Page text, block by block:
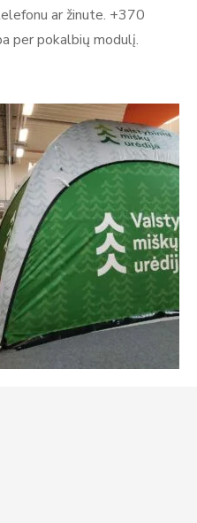
ar žinute. +370
per pokalbių modulį.